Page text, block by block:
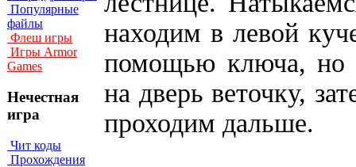
Популярные
файлы
Флеш игры
Игры Armor
Games
Нечестная
игра
Чит коды
Прохождения
находим в левой
помощью ключа, но
на дверь веточку,
проходим дальше.